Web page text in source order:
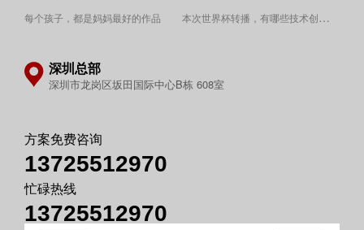
每个孩子，都是妈妈最好的作品 ​本次世界杯转播，有哪些技术创新值得关注？
深圳总部
深圳市龙岗区坂田国际中心B栋 608室
方案免费咨询
13725512970
忙碌热线
13725512970